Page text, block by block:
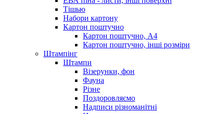
Тішью
Набори картону
Картон поштучно
Картон поштучно, А4
Картон поштучно, інші розміри
Штампінг
Штампи
Візерунки, фон
Фауна
Різне
Поздоровляємо
Надписи різноманітні